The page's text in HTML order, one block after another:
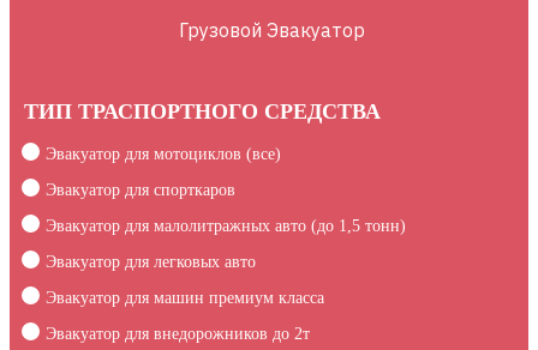
Грузовой Эвакуатор
ТИП ТРАСПОРТНОГО СРЕДСТВА
Эвакуатор для мотоциклов (все)
Эвакуатор для спорткаров
Эвакуатор для малолитражных авто (до 1,5 тонн)
Эвакуатор для легковых авто
Эвакуатор для машин премиум класса
Эвакуатор для внедорожников до 2т